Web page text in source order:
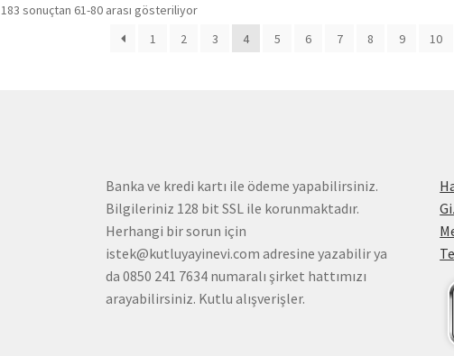
183 sonuçtan 61-80 arası gösteriliyorEn
yeniye
göre
1 2 3 4 5 6 7 8 9 10
Banka ve kredi kartı ile ödeme yapabilirsiniz.
Bilgileriniz 128 bit SSL ile korunmaktadır.
Herhangi bir sorun için
istek@kutluyayinevi.com adresine yazabilir ya
da 0850 241 7634 numaralı şirket hattımızı
arayabilirsiniz. Kutlu alışverişler.